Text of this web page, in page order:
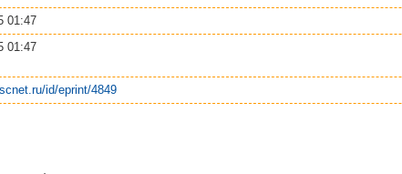
01:47
01:47
id/eprint/4849